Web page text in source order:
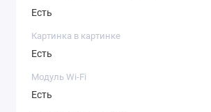
Есть
Картинка в картинке
Есть
Модуль Wi-Fi
Есть